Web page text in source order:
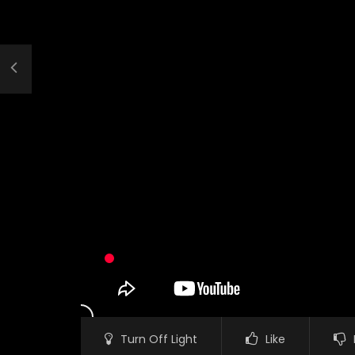
Turn Off Light Like